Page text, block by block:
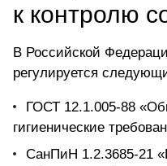
к контролю
В Российской
регулируется
ГОСТ 12.1.005-88
гигиенические
СанПиН 1.2.3685-21